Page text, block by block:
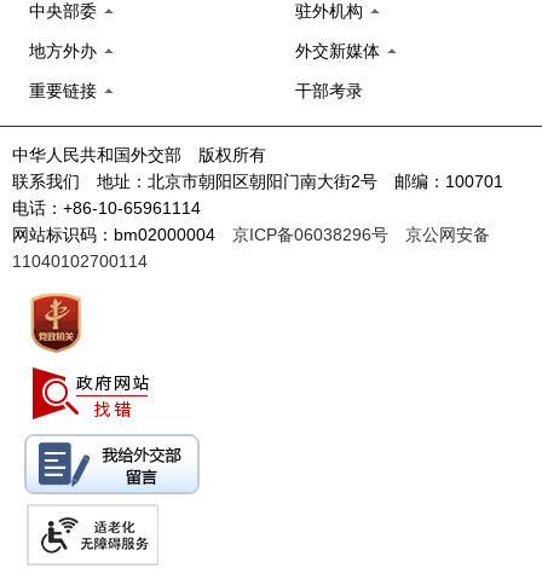
中央部委 驻外机构
地方外办 外交新媒体
重要链接 干部考录
中华人民共和国外交部 版权所有
联系我们 地址：北京市朝阳区朝阳门南大街2号 邮编：100701
电话：+86-10-65961114
网站标识码：bm02000004 京ICP备06038296号
京公网安备
11040102700114